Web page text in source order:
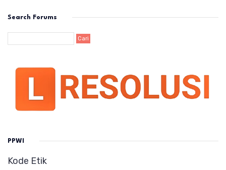
Search Forums
PPWI
Kode Etik